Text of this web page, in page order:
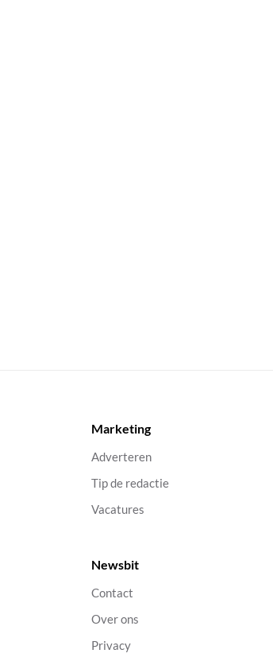
Marketing
Adverteren
Tip de redactie
Vacatures
Newsbit
Contact
Over ons
Privacy